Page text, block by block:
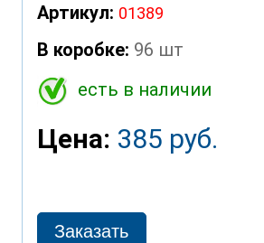
Артикул: 01389
В коробке: 96 шт
есть в наличии
Цена: 385 руб.